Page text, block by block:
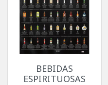
BEBIDAS
ESPIRITUOSAS